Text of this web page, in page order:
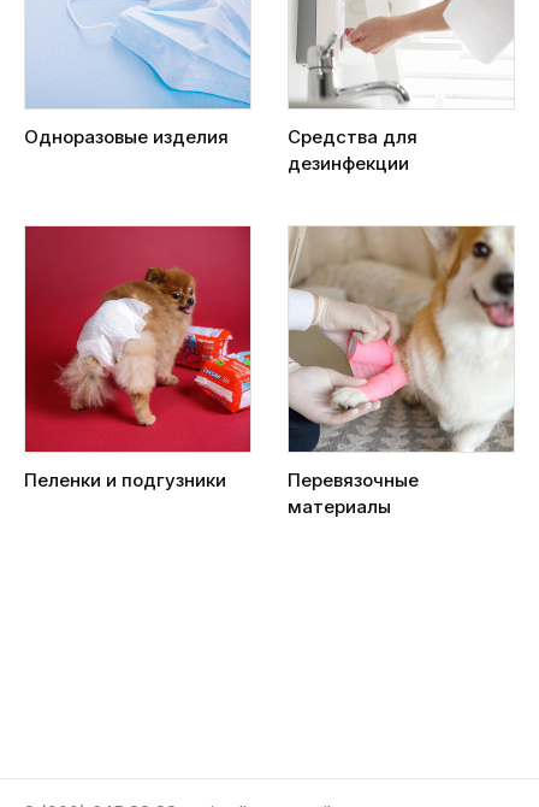
Одноразовые изделия
Средства для
дезинфекции
Пеленки и подгузники
Перевязочные
материалы